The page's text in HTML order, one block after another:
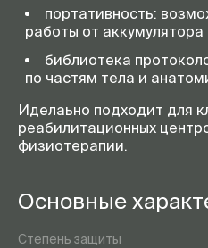
портативность:
работы от аккумулятора
библиотека
по частям тела и
Иделаьно подходит для
реабилитационных
физиотерапии.
Основные
Степень защиты